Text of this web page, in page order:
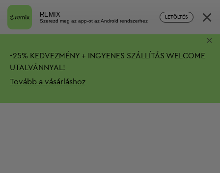
REMIX
Szerezd meg az app-ot az Android rendszerhez
LETÖLTÉS ×
-25% KEDVEZMÉNY + INGYENES SZÁLLÍTÁS WELCOME
UTALVÁNNYAL!
Tovább a vásárláshoz
×